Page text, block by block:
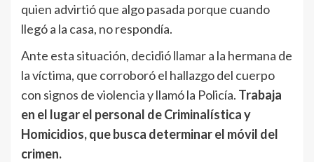
quien advirtió que algo pasada porque cuando
llegó a la casa, no respondía.
Ante esta situación, decidió llamar a la hermana de
la víctima, que corroboró el hallazgo del cuerpo
con signos de violencia y llamó la Policía. Trabaja
en el lugar el personal de Criminalística y
Homicidios, que busca determinar el móvil del
crimen.